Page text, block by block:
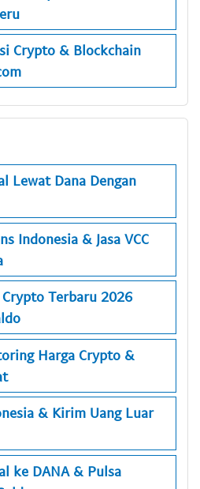
Crypto & Blockchain
Lewat Dana Dengan
Indonesia & Jasa VCC
Terbaru 2026
Harga Crypto &
& Kirim Uang Luar
ke DANA & Pulsa